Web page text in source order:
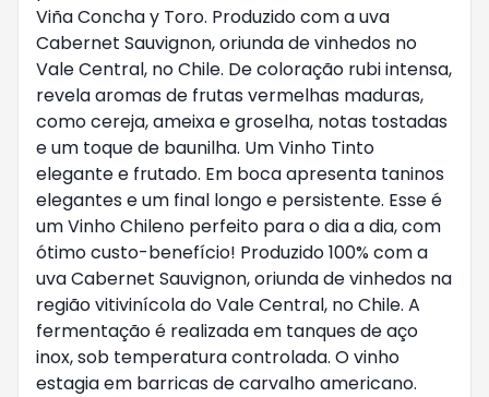
Viña Concha y Toro. Produzido com a uva
Cabernet Sauvignon, oriunda de vinhedos no
Vale Central, no Chile. De coloração rubi intensa,
revela aromas de frutas vermelhas maduras,
como cereja, ameixa e groselha, notas tostadas
e um toque de baunilha. Um Vinho Tinto
elegante e frutado. Em boca apresenta taninos
elegantes e um final longo e persistente. Esse é
um Vinho Chileno perfeito para o dia a dia, com
ótimo custo-benefício! Produzido 100% com a
uva Cabernet Sauvignon, oriunda de vinhedos na
região vitivinícola do Vale Central, no Chile. A
fermentação é realizada em tanques de aço
inox, sob temperatura controlada. O vinho
estagia em barricas de carvalho americano.